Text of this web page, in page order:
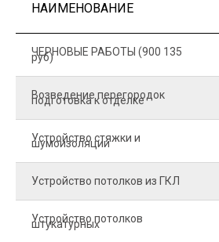
НАИМЕНОВАНИЕ
ЧЕРНОВЫЕ РАБОТЫ (900 135
руб)
Возведение перегородок
подготовка к отделке
Устройство стяжки и
шумоизоляции
Устройство потолков из ГКЛ
Устройство потолков
штукатурных